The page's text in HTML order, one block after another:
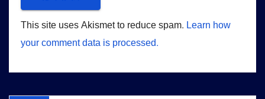
This site uses Akismet to reduce spam. Learn how
your comment data is processed.